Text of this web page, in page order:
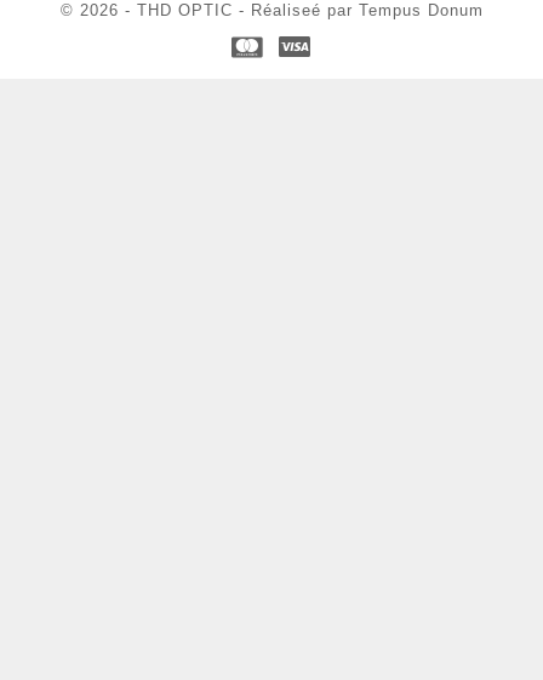
© 2026 - THD OPTIC - Réaliseé par Tempus Donum